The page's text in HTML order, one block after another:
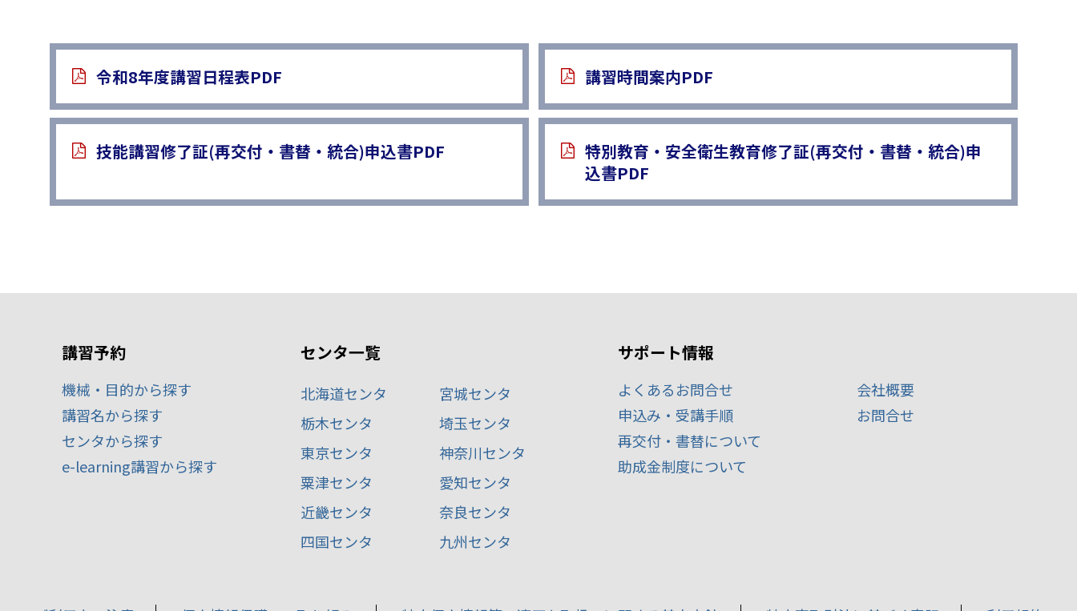
令和8年度講習日程表PDF 講習時間案内PDF
技能講習修了証(再交付・書替・統合)申込書PDF
特別教育・安全衛生教育修了証(再交付・書替・統合)申
込書PDF
講習予約
機械・目的から探す
講習名から探す
センタから探す
e-learning講習から探す
センタ一覧
北海道センタ
宮城センタ
栃木センタ
埼玉センタ
東京センタ
神奈川センタ
粟津センタ
愛知センタ
近畿センタ
奈良センタ
四国センタ
九州センタ
サポート情報
よくあるお問合せ
申込み・受講手順
再交付・書替について
助成金制度について
会社概要
お問合せ